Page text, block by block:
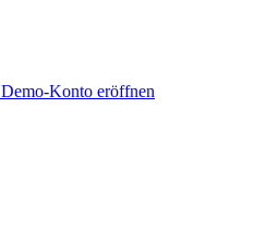
Demo-Konto eröffnen